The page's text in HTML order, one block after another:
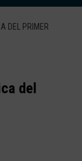
DEL PRIMER
del